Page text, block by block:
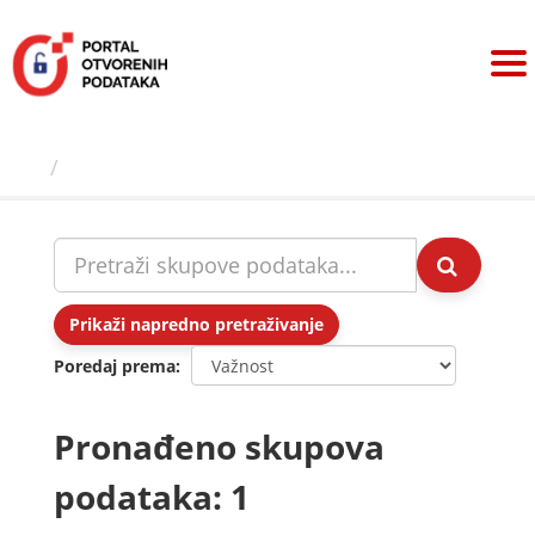
sadržaj
Prikaži napredno pretraživanje
Poredaj prema
Pronađeno skupova
podataka: 1